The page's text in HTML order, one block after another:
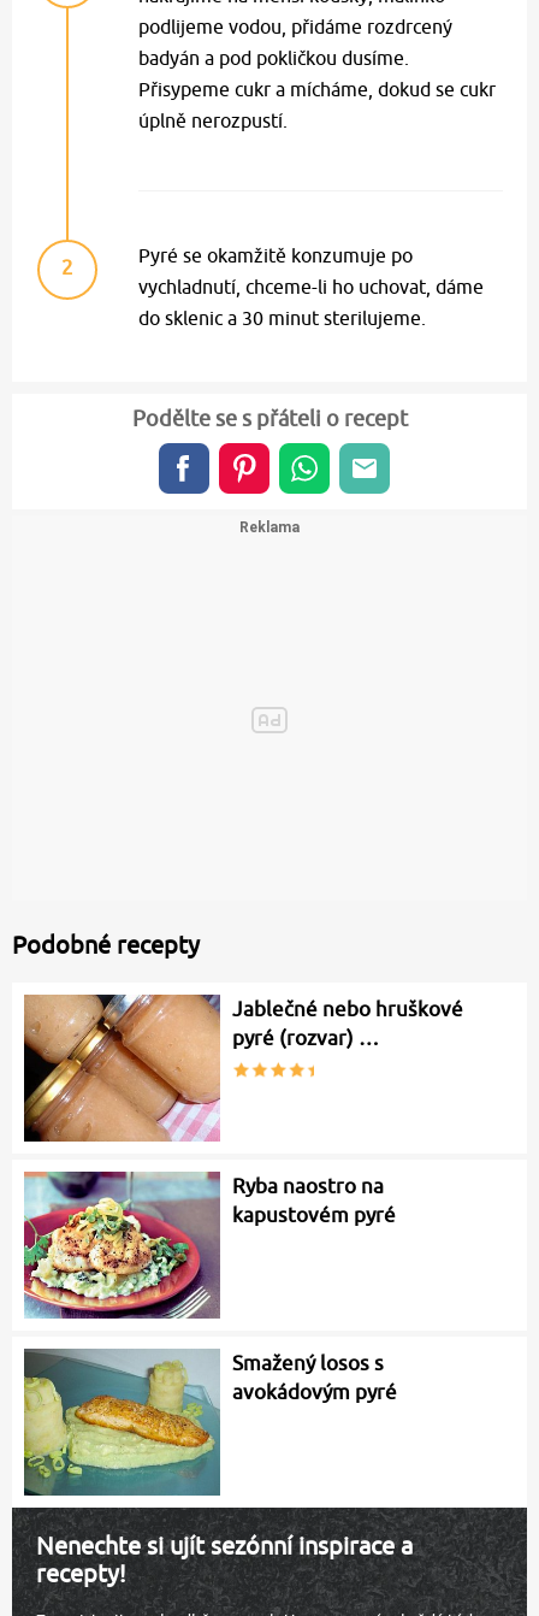
podlijeme vodou, přidáme rozdrcený
badyán a pod pokličkou dusíme.
Přisypeme cukr a mícháme, dokud se cukr
úplně nerozpustí.
2
Pyré se okamžitě konzumuje po
vychladnutí, chceme-li ho uchovat, dáme
do sklenic a 30 minut sterilujeme.
Podělte se s přáteli o recept
Podobné recepty
Jablečné nebo hruškové
pyré (rozvar) …
Ryba naostro na
kapustovém pyré
Smažený losos s
avokádovým pyré
Nenechte si ujít sezónní inspirace a
recepty!